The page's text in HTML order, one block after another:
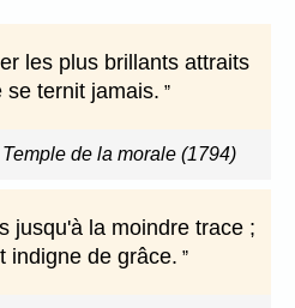
les plus brillants attraits
se ternit jamais.
de la morale (1794)
jusqu'à la moindre trace ;
indigne de grâce.